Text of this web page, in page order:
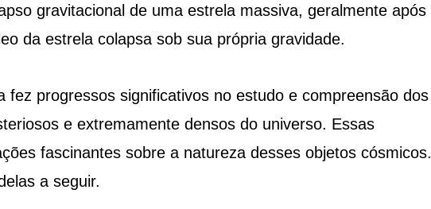
gravitacional de uma estrela massiva, geralmente após
da estrela colapsa sob sua própria gravidade.
fez progressos significativos no estudo e compreensão dos
e extremamente densos do universo. Essas
fascinantes sobre a natureza desses objetos cósmicos.
a seguir.